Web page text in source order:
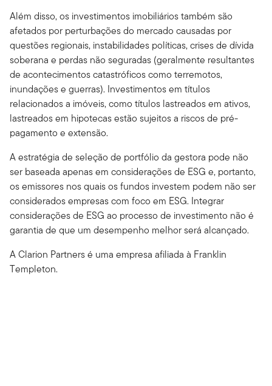
Além disso, os investimentos imobiliários também são
afetados por perturbações do mercado causadas por
questões regionais, instabilidades políticas, crises de dívida
soberana e perdas não seguradas (geralmente resultantes
de acontecimentos catastróficos como terremotos,
inundações e guerras). Investimentos em títulos
relacionados a imóveis, como títulos lastreados em ativos,
lastreados em hipotecas estão sujeitos a riscos de pré-
pagamento e extensão.
A estratégia de seleção de portfólio da gestora pode não
ser baseada apenas em considerações de ESG e, portanto,
os emissores nos quais os fundos investem podem não ser
considerados empresas com foco em ESG. Integrar
considerações de ESG ao processo de investimento não é
garantia de que um desempenho melhor será alcançado.
A Clarion Partners é uma empresa afiliada à Franklin
Templeton.